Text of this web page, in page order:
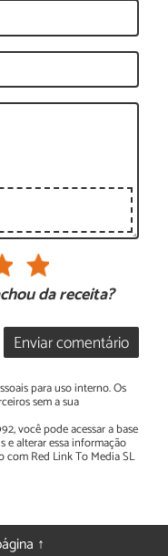
da receita?
Enviar comentário
para uso interno. Os
sem a sua
você pode acessar a base
e alterar essa informação
Red Link To Media SL
↑